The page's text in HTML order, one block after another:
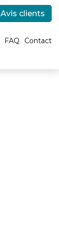
Avis clients
FAQ Contact